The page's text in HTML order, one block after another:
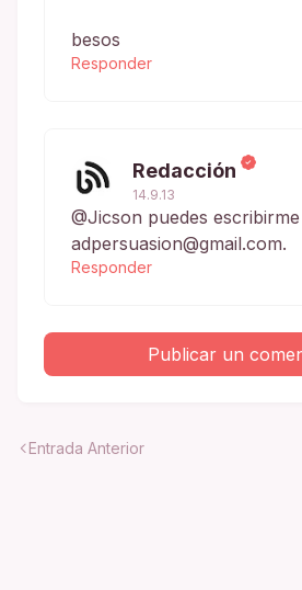
besos
Responder
Redacción
14.9.13
@Jicson puedes
adpersuasion@gmail.com.
Responder
Publicar un
Entrada Anterior